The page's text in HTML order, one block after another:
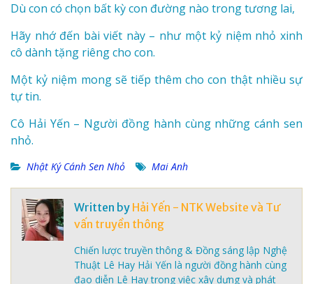
Dù con có chọn bất kỳ con đường nào trong tương lai,
Hãy nhớ đến bài viết này – như một kỷ niệm nhỏ xinh
cô dành tặng riêng cho con.
Một kỷ niệm mong sẽ tiếp thêm cho con thật nhiều sự
tự tin.
Cô Hải Yến – Người đồng hành cùng những cánh sen
nhỏ.
Nhật Ký Cánh Sen Nhỏ Mai Anh
Written by Hải Yến - NTK Website và Tư
vấn truyền thông
Chiến lược truyền thông & Đồng sáng lập Nghệ
Thuật Lê Hay Hải Yến là người đồng hành cùng
đạo diễn Lê Hay trong việc xây dựng và phát